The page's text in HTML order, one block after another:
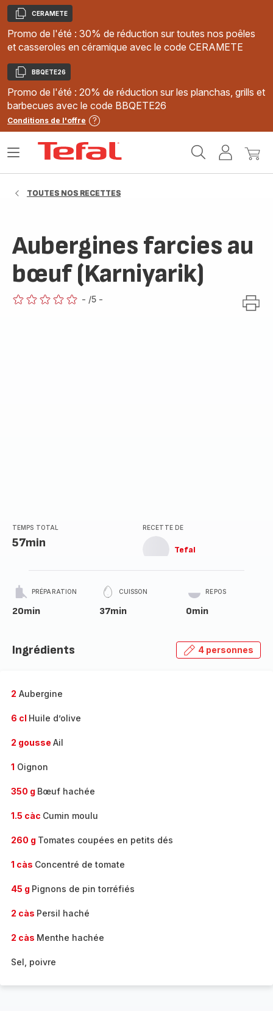
Copier
CERAMETE
Promo de l'été : 30% de réduction sur toutes nos poêles
et casseroles en céramique avec le code CERAMETE
Copier
BBQETE26
Promo de l'été : 20% de réduction sur les planchas, grills et
barbecues avec le code BBQETE26
Conditions de l'offre
MonMon
Ouvrir
TOUTES NOS RECETTES
Aubergines farcies au
bœuf (Karniyarik)
- /5 -
TEMPS TOTAL
57min
RECETTE DE
Tefal
PRÉPARATION
20min
CUISSON
37min
REPOS
0min
Ingrédients 4 personnes
2 Aubergine
6 cl Huile d’olive
2 gousse Ail
1 Oignon
350 g Bœuf hachée
1.5 càc Cumin moulu
260 g Tomates coupées en petits dés
1 càs Concentré de tomate
45 g Pignons de pin torréfiés
2 càs Persil haché
2 càs Menthe hachée
Sel, poivre